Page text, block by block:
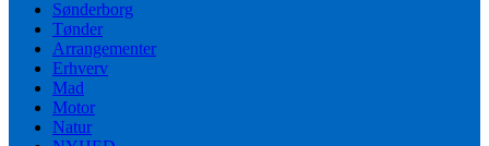
Sønderborg
Tønder
Arrangementer
Erhverv
Mad
Motor
Natur